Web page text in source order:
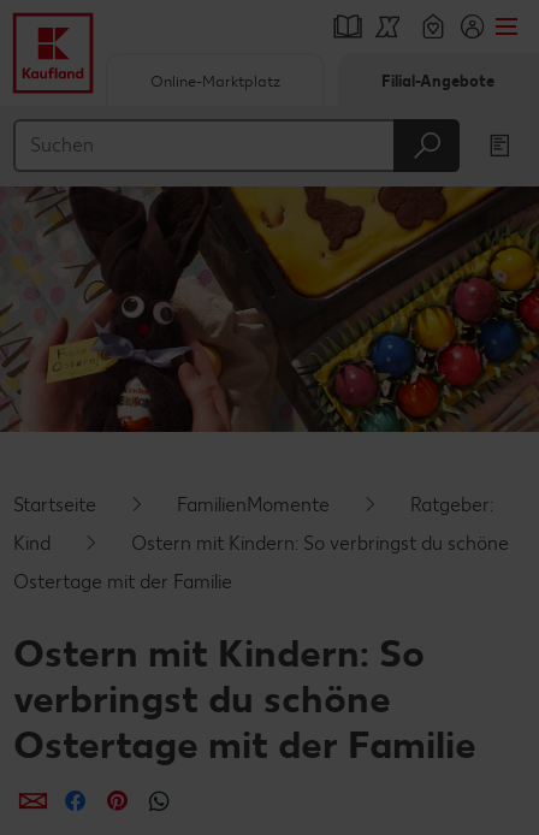
Hauptinhalt
Footer
Schwebender Seitenbereich
Online-Marktplatz Filial-Angebote
Startseite FamilienMomente
Ratgeber:
Kind
Ostern mit Kindern: So verbringst du schöne
Ostertage mit der Familie
Ostern mit Kindern: So
verbringst du schöne
Ostertage mit der Familie
per E-Mail teilen
per Facebook teilen
per Pinterest teilen